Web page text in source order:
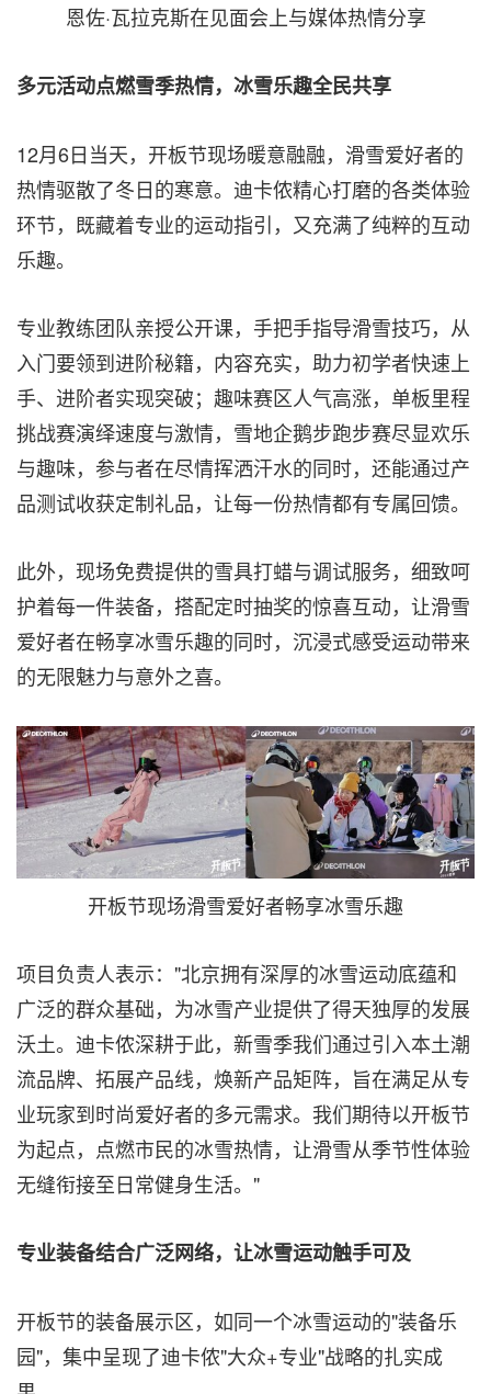
恩佐·瓦拉克斯在见面会上与媒体热情分享
多元活动点燃雪季热情，冰雪乐趣全民共享
12月6日当天，开板节现场暖意融融，滑雪爱好者的
热情驱散了冬日的寒意。迪卡侬精心打磨的各类体验
环节，既藏着专业的运动指引，又充满了纯粹的互动
乐趣。
专业教练团队亲授公开课，手把手指导滑雪技巧，从
入门要领到进阶秘籍，内容充实，助力初学者快速上
手、进阶者实现突破；趣味赛区人气高涨，单板里程
挑战赛演绎速度与激情，雪地企鹅步跑步赛尽显欢乐
与趣味，参与者在尽情挥洒汗水的同时，还能通过产
品测试收获定制礼品，让每一份热情都有专属回馈。
此外，现场免费提供的雪具打蜡与调试服务，细致呵
护着每一件装备，搭配定时抽奖的惊喜互动，让滑雪
爱好者在畅享冰雪乐趣的同时，沉浸式感受运动带来
的无限魅力与意外之喜。
开板节现场滑雪爱好者畅享冰雪乐趣
项目负责人表示："北京拥有深厚的冰雪运动底蕴和
广泛的群众基础，为冰雪产业提供了得天独厚的发展
沃土。迪卡侬深耕于此，新雪季我们通过引入本土潮
流品牌、拓展产品线，焕新产品矩阵，旨在满足从专
业玩家到时尚爱好者的多元需求。我们期待以开板节
为起点，点燃市民的冰雪热情，让滑雪从季节性体验
无缝衔接至日常健身生活。"
专业装备结合广泛网络，让冰雪运动触手可及
开板节的装备展示区，如同一个冰雪运动的"装备乐
园"，集中呈现了迪卡侬"大众+专业"战略的扎实成